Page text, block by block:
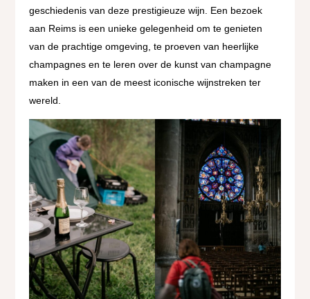
geschiedenis van deze prestigieuze wijn. Een bezoek
aan Reims is een unieke gelegenheid om te genieten
van de prachtige omgeving, te proeven van heerlijke
champagnes en te leren over de kunst van champagne
maken in een van de meest iconische wijnstreken ter
wereld.